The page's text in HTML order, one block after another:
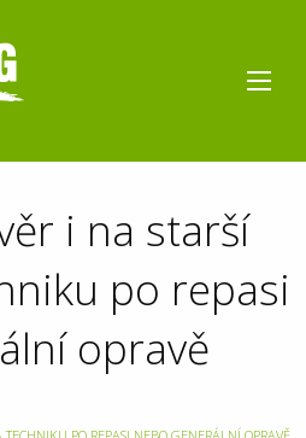
i na starší
po repasi
opravě